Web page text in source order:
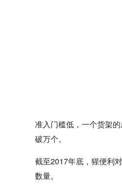
准入门槛低，一个货架
破万个。
截至2017年底，猩便利
数量。